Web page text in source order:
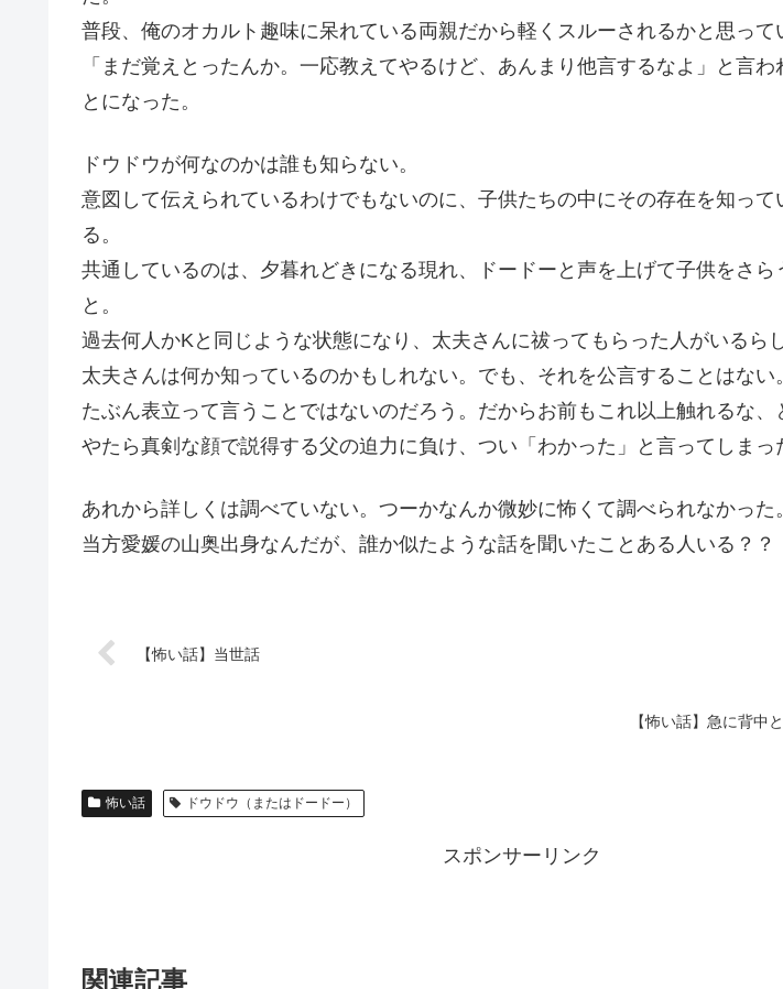
普段、俺のオカルト趣味に呆れている両親だから軽くスルーされるかと思って
「まだ覚えとったんか。一応教えてやるけど、あんまり他言するなよ」と言わ
とになった。
ドウドウが何なのかは誰も知らない。
意図して伝えられているわけでもないのに、子供たちの中にその存在を知って
る。
共通しているのは、夕暮れどきになる現れ、ドードーと声を上げて子供をさら
と。
過去何人かKと同じような状態になり、太夫さんに祓ってもらった人がいるらし
太夫さんは何か知っているのかもしれない。でも、それを公言することはない。
たぶん表立って言うことではないのだろう。だからお前もこれ以上触れるな、
やたら真剣な顔で説得する父の迫力に負け、つい「わかった」と言ってしまっ
あれから詳しくは調べていない。つーかなんか微妙に怖くて調べられなかった。
当方愛媛の山奥出身なんだが、誰か似たような話を聞いたことある人いる？？
【怖い話】当世話
【怖い話】急に背中
怖い話 ドウドウ（またはドードー）
スポンサーリンク
関連記事